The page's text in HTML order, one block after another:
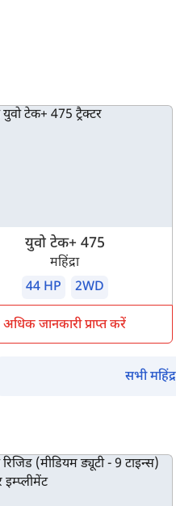
युवो टेक+ 475
महिंद्रा
44 HP
2WD
अधिक जानकारी प्राप्त करें
सभी